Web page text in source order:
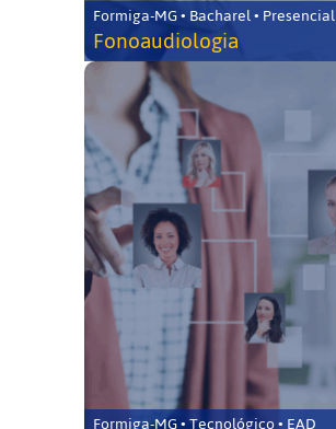
Formiga-MG • Bacharel • Presencial
Fonoaudiologia